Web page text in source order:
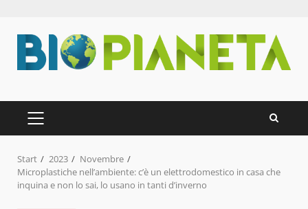
Inhalt
springen
PRIMÄRES
MENÜ
Start 2023
Novembre
Microplastiche nell’ambiente: c’è un elettrodomestico in casa che
inquina e non lo sai, lo usano in tanti d’inverno